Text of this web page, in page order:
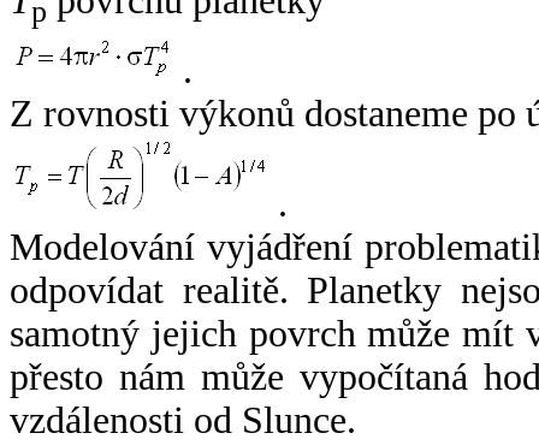
p
.
Z rovnosti výkonů dostaneme po
.
Modelování vyjádření
odpovídat realitě. Planetky
samotný jejich povrch může mít
přesto nám může vypočítaná
vzdálenosti od Slunce.